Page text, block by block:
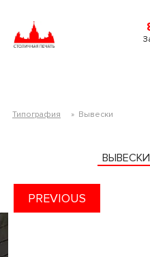
Типография » Вывески
PREVIOUS